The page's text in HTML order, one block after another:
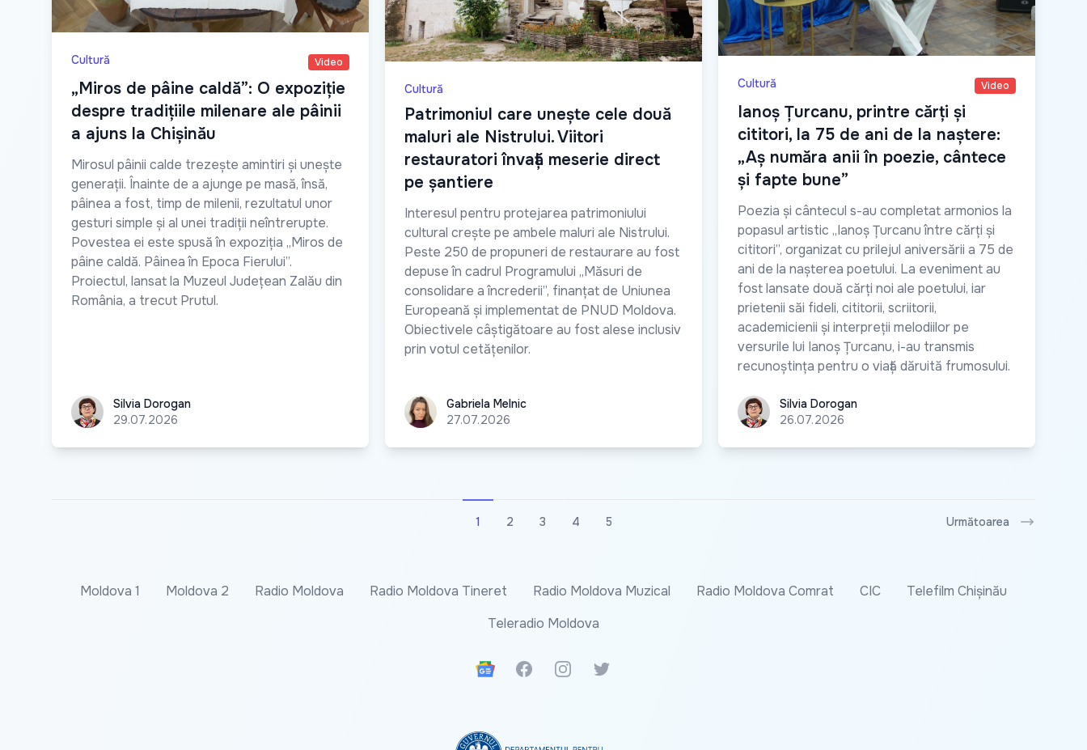
Cultură Video
„Miros de pâine caldă”: O expoziție
despre tradițiile milenare ale pâinii
a ajuns la Chișinău
Mirosul pâinii calde trezește amintiri și unește
generații. Înainte de a ajunge pe masă, însă,
pâinea a fost, timp de milenii, rezultatul unor
gesturi simple și al unei tradiții neîntrerupte.
Povestea ei este spusă în expoziția „Miros de
pâine caldă. Pâinea în Epoca Fierului”.
Proiectul, lansat la Muzeul Județean Zalău din
România, a trecut Prutul.
Silvia Dorogan
Silvia Dorogan
29.07.2026
Cultură
Patrimoniul care unește cele două
maluri ale Nistrului. Viitori
restauratori învață meserie direct
pe șantiere
Interesul pentru protejarea patrimoniului
cultural crește pe ambele maluri ale Nistrului.
Peste 250 de propuneri de restaurare au fost
depuse în cadrul Programului „Măsuri de
consolidare a încrederii”, finanțat de Uniunea
Europeană și implementat de PNUD Moldova.
Obiectivele câștigătoare au fost alese inclusiv
prin votul cetățenilor.
Gabriela Melnic
Gabriela Melnic
27.07.2026
Cultură Video
Ianoș Țurcanu, printre cărți și
cititori, la 75 de ani de la naștere:
„Aș număra anii în poezie, cântece
și fapte bune”
Poezia și cântecul s-au completat armonios la
popasul artistic „Ianoș Țurcanu între cărți și
cititori”, organizat cu prilejul aniversării a 75 de
ani de la nașterea poetului. La eveniment au
fost lansate două cărți noi ale poetului, iar
prietenii săi fideli, cititorii, scriitorii,
academicienii și interpreții melodiilor pe
versurile lui Ianoș Țurcanu, i-au transmis
recunoștința pentru o viață dăruită frumosului.
Silvia Dorogan
Silvia Dorogan
26.07.2026
1 2 3 4 5 Următoarea
Moldova 1 Moldova 2 Radio Moldova Radio Moldova Tineret Radio Moldova Muzical Radio Moldova Comrat CIC
Telefilm Chișinău
Teleradio Moldova
Google News
FacebookInstagramTwitter